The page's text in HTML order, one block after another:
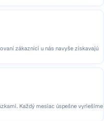
zákazníci u nás navyše získavajú
Každý mesiac úspešne vyriešime